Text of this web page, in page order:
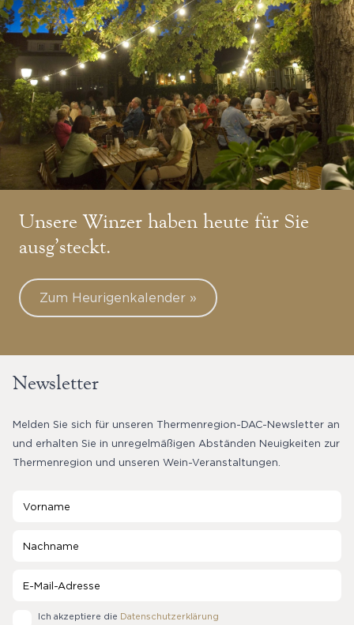
Unsere Winzer haben heute für Sie
ausg’steckt.
Zum Heurigenkalender »
Newsletter
Melden Sie sich für unseren Thermenregion-DAC-Newsletter an
und erhalten Sie in unregelmäßigen Abständen Neuigkeiten zur
Thermenregion und unseren Wein-Veranstaltungen.
Ich akzeptiere die Datenschutzerklärung